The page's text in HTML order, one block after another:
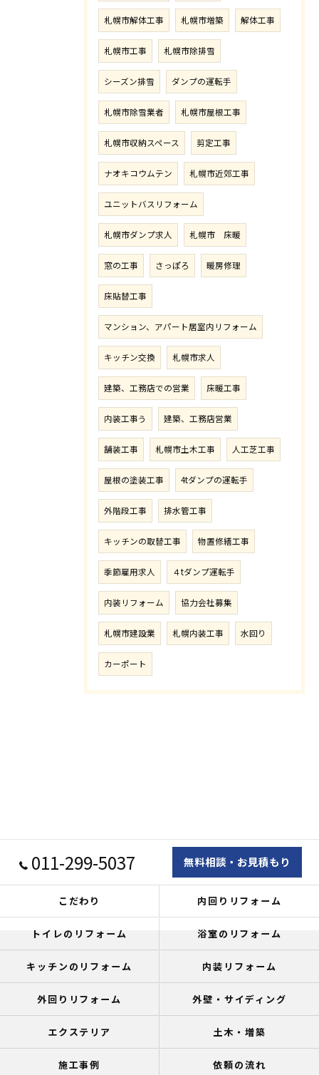
札幌市解体工事 札幌市増築 解体工事
札幌市工事 札幌市除排雪
シーズン排雪 ダンプの運転手
札幌市除雪業者 札幌市屋根工事
札幌市収納スペース 剪定工事
ナオキコウムテン 札幌市近郊工事
ユニットバスリフォーム
札幌市ダンプ求人 札幌市 床暖
窓の工事 さっぽろ 暖房修理
床貼替工事
マンション、アパート居室内リフォーム
キッチン交換 札幌市求人
建築、工務店での営業 床暖工事
内装工事う 建築、工務店営業
舗装工事 札幌市土木工事 人工芝工事
屋根の塗装工事 4tダンプの運転手
外階段工事 排水管工事
キッチンの取替工事 物置修繕工事
季節雇用求人 ４tダンプ運転手
内装リフォーム 協力会社募集
札幌市建設業 札幌内装工事 水回り
カーポート
011-299-5037 無料相談・お見積もり
こだわり 内回りリフォーム
トイレのリフォーム 浴室のリフォーム
キッチンのリフォーム 内装リフォーム
外回りリフォーム 外壁・サイディング
エクステリア 土木・増築
施工事例 依頼の流れ